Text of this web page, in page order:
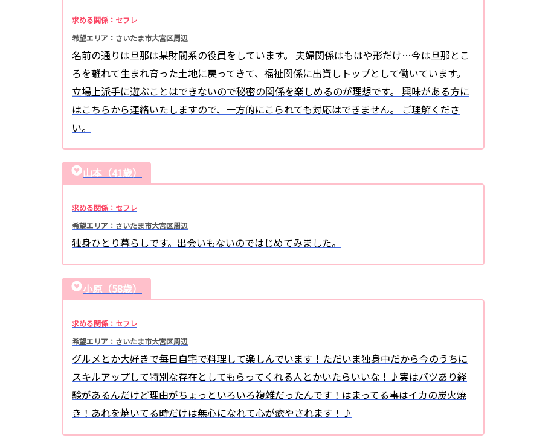
求める関係：セフレ
希望エリア：さいたま市大宮区周辺
名前の通りは旦那は某財閥系の役員をしています。 夫婦関係はもはや形だけ…今は旦那とこ
ろを離れて生まれ育った土地に戻ってきて、福祉関係に出資しトップとして働いています。
立場上派手に遊ぶことはできないので秘密の関係を楽しめるのが理想です。 興味がある方に
はこちらから連絡いたしますので、一方的にこられても対応はできません。 ご理解くださ
い。
山本（41歳）
求める関係：セフレ
希望エリア：さいたま市大宮区周辺
独身ひとり暮らしです。出会いもないのではじめてみました。
小原（58歳）
求める関係：セフレ
希望エリア：さいたま市大宮区周辺
グルメとか大好きで毎日自宅で料理して楽しんでいます！ただいま独身中だから今のうちに
スキルアップして特別な存在としてもらってくれる人とかいたらいいな！♪実はバツあり経
験があるんだけど理由がちょっといろいろ複雑だったんです！はまってる事はイカの炭火焼
き！あれを焼いてる時だけは無心になれて心が癒やされます！♪